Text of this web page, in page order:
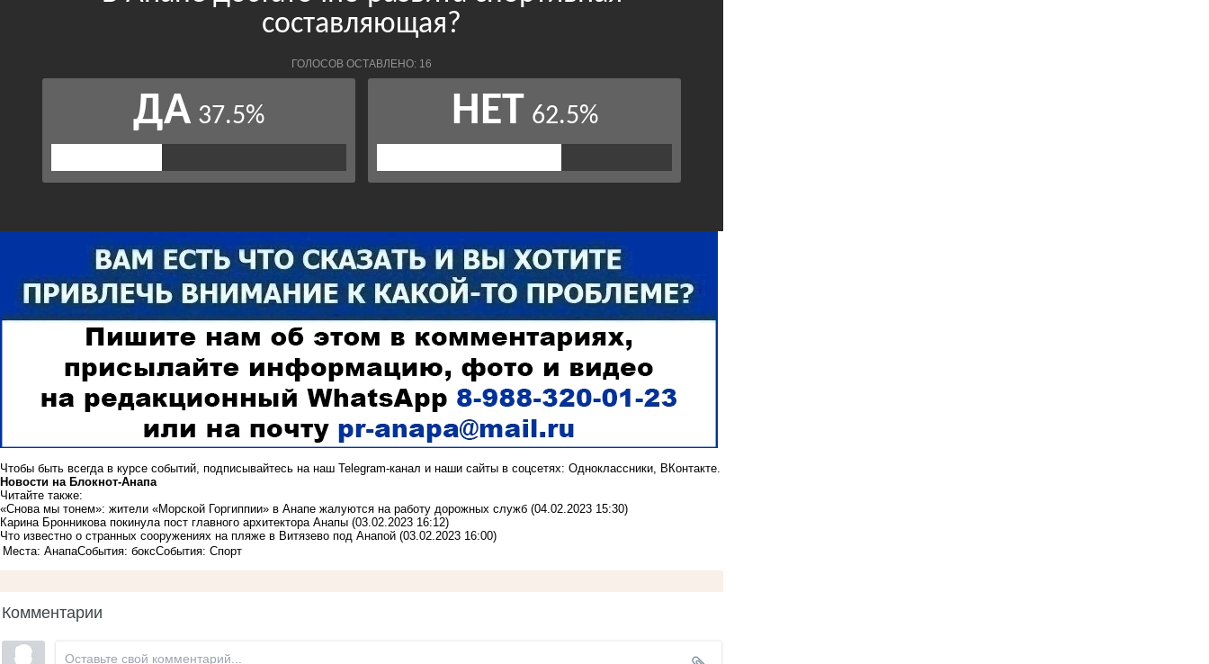
Чтобы быть всегда в курсе событий, подписывайтесь на наш Telegram-канал и наши сайты в соцсетях: Одноклассники, ВКонтакте
Новости на Блoкнoт-Анапа
Читайте также:
«Снова мы тонем»: жители «Морской Горгиппии» в Анапе жалуются на работу дорожных служб (04.02.2023 15:30)
Карина Бронникова покинула пост главного архитектора Анапы (03.02.2023 16:12)
Что известно о странных сооружениях на пляже в Витязево под Анапой (03.02.2023 16:00)
Места: АнапаСобытия: боксСобытия: Спорт
Комментарии